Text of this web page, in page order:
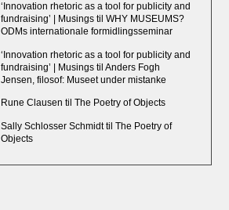
‘Innovation rhetoric as a tool for publicity and
fundraising’ | Musings tilWHY MUSEUMS?
ODMs internationale formidlingsseminar
‘Innovation rhetoric as a tool for publicity and
fundraising’ | Musings tilAnders Fogh
Jensen, filosof: Museet under mistanke
Rune Clausen tilThe Poetry of Objects
Sally Schlosser SchmidttilThe Poetry of
Objects